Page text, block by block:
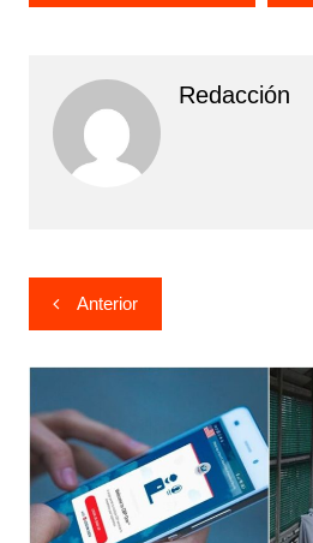
Redacción
Navegación
de
entradas
Anterior